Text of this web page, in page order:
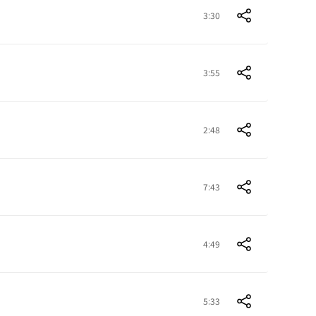
3:30
3:55
2:48
7:43
4:49
5:33